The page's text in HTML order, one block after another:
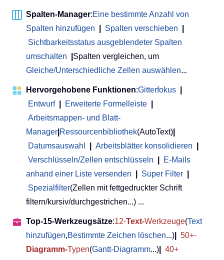
Spalten-Manager:Eine bestimmte Anzahl von
Spalten hinzufügen
Spalten verschieben
Sichtbarkeitsstatus ausgeblendeter Spalten
umschalten
Spalten vergleichen, um
Gleiche/Unterschiedliche Zellen auswählen...
Hervorgehobene Funktionen:Gitterfokus
Entwurf
Erweiterte Formelleiste
Arbeitsmappen- und Blatt-
Manager Ressourcenbibliothek(AutoText)
Datumsauswahl
Arbeitsblätter konsolidieren
Verschlüsseln/Zellen entschlüsseln
E-Mails
anhand einer Liste versenden
Super Filter
Spezialfilter(Zellen mit fettgedruckter Schrift
filtern/kursiv/durchgestrichen...) ...
Top-15-Werkzeugsätze:12-Text-Werkzeuge(Text
hinzufügen,Bestimmte Zeichen löschen...)
50+-
Diagramm-Typen(Gantt-Diagramm...)
40+